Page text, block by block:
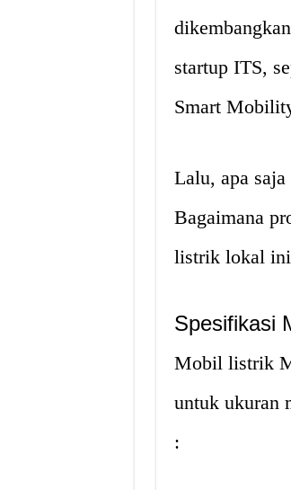
startup ITS,
Smart
Lalu, apa
Bagaimana
listrik lokal
Spesifikasi
Mobil listrik
untuk ukuran
: